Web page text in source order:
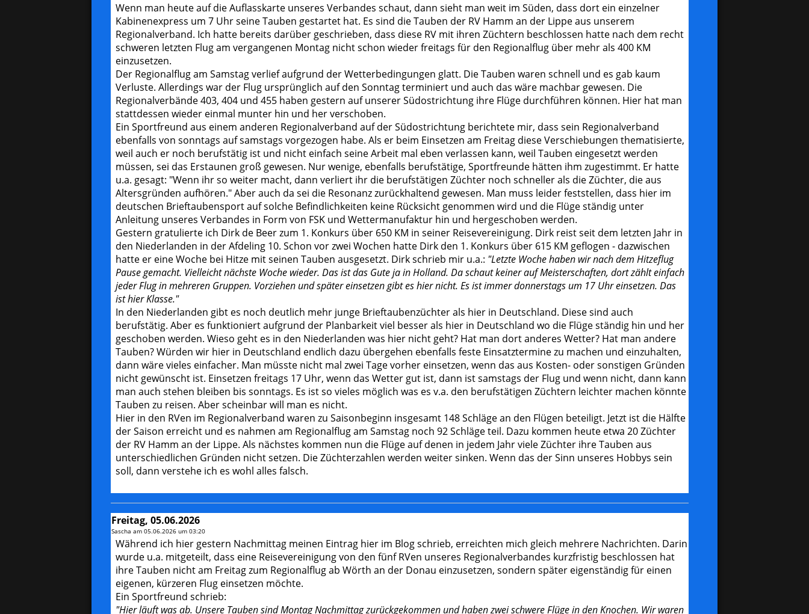
Wenn man heute auf die Auflasskarte unseres Verbandes schaut, dann sieht man weit im Süden, dass dort ein einzelner
Kabinenexpress um 7 Uhr seine Tauben gestartet hat. Es sind die Tauben der RV Hamm an der Lippe aus unserem
Regionalverband. Ich hatte bereits darüber geschrieben, dass diese RV mit ihren Züchtern beschlossen hatte nach dem recht
schweren letzten Flug am vergangenen Montag nicht schon wieder freitags für den Regionalflug über mehr als 400 KM
einzusetzen.
Der Regionalflug am Samstag verlief aufgrund der Wetterbedingungen glatt. Die Tauben waren schnell und es gab kaum
Verluste. Allerdings war der Flug ursprünglich auf den Sonntag terminiert und auch das wäre machbar gewesen. Die
Regionalverbände 403, 404 und 455 haben gestern auf unserer Südostrichtung ihre Flüge durchführen können. Hier hat man
stattdessen wieder einmal munter hin und her verschoben.
Ein Sportfreund aus einem anderen Regionalverband auf der Südostrichtung berichtete mir, dass sein Regionalverband
ebenfalls von sonntags auf samstags vorgezogen habe. Als er beim Einsetzen am Freitag diese Verschiebungen thematisierte,
weil auch er noch berufstätig ist und nicht einfach seine Arbeit mal eben verlassen kann, weil Tauben eingesetzt werden
müssen, sei das Erstaunen groß gewesen. Nur wenige, ebenfalls berufstätige, Sportfreunde hätten ihm zugestimmt. Er hatte
u.a. gesagt: "Wenn ihr so weiter macht, dann verliert ihr die berufstätigen Züchter noch schneller als die Züchter, die aus
Altersgründen aufhören." Aber auch da sei die Resonanz zurückhaltend gewesen. Man muss leider feststellen, dass hier im
deutschen Brieftaubensport auf solche Befindlichkeiten keine Rücksicht genommen wird und die Flüge ständig unter
Anleitung unseres Verbandes in Form von FSK und Wettermanufaktur hin und hergeschoben werden.
Gestern gratulierte ich Dirk de Beer zum 1. Konkurs über 650 KM in seiner Reisevereinigung. Dirk reist seit dem letzten Jahr in
den Niederlanden in der Afdeling 10. Schon vor zwei Wochen hatte Dirk den 1. Konkurs über 615 KM geflogen - dazwischen
hatte er eine Woche bei Hitze mit seinen Tauben ausgesetzt. Dirk schrieb mir u.a.: "Letzte Woche haben wir nach dem Hitzeflug
Pause gemacht. Vielleicht nächste Woche wieder. Das ist das Gute ja in Holland. Da schaut keiner auf Meisterschaften, dort zählt einfach
jeder Flug in mehreren Gruppen. Vorziehen und später einsetzen gibt es hier nicht. Es ist immer donnerstags um 17 Uhr einsetzen. Das
ist hier Klasse."
In den Niederlanden gibt es noch deutlich mehr junge Brieftaubenzüchter als hier in Deutschland. Diese sind auch
berufstätig. Aber es funktioniert aufgrund der Planbarkeit viel besser als hier in Deutschland wo die Flüge ständig hin und her
geschoben werden. Wieso geht es in den Niederlanden was hier nicht geht? Hat man dort anderes Wetter? Hat man andere
Tauben? Würden wir hier in Deutschland endlich dazu übergehen ebenfalls feste Einsatztermine zu machen und einzuhalten,
dann wäre vieles einfacher. Man müsste nicht mal zwei Tage vorher einsetzen, wenn das aus Kosten- oder sonstigen Gründen
nicht gewünscht ist. Einsetzen freitags 17 Uhr, wenn das Wetter gut ist, dann ist samstags der Flug und wenn nicht, dann kann
man auch stehen bleiben bis sonntags. Es ist so vieles möglich was es v.a. den berufstätigen Züchtern leichter machen könnte
Tauben zu reisen. Aber scheinbar will man es nicht.
Hier in den RVen im Regionalverband waren zu Saisonbeginn insgesamt 148 Schläge an den Flügen beteiligt. Jetzt ist die Hälfte
der Saison erreicht und es nahmen am Regionalflug am Samstag noch 92 Schläge teil. Dazu kommen heute etwa 20 Züchter
der RV Hamm an der Lippe. Als nächstes kommen nun die Flüge auf denen in jedem Jahr viele Züchter ihre Tauben aus
unterschiedlichen Gründen nicht setzen. Die Züchterzahlen werden weiter sinken. Wenn das der Sinn unseres Hobbys sein
soll, dann verstehe ich es wohl alles falsch.
Freitag, 05.06.2026
Sascha am 05.06.2026 um 03:20
Während ich hier gestern Nachmittag meinen Eintrag hier im Blog schrieb, erreichten mich gleich mehrere Nachrichten. Darin
wurde u.a. mitgeteilt, dass eine Reisevereinigung von den fünf RVen unseres Regionalverbandes kurzfristig beschlossen hat
ihre Tauben nicht am Freitag zum Regionalflug ab Wörth an der Donau einzusetzen, sondern später eigenständig für einen
eigenen, kürzeren Flug einsetzen möchte.
Ein Sportfreund schrieb:
"Hier läuft was ab. Unsere Tauben sind Montag Nachmittag zurückgekommen und haben zwei schwere Flüge in den Knochen. Wir waren